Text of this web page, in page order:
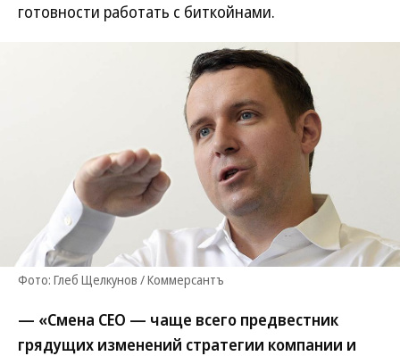
готовности работать с биткойнами.
Фото: Глеб Щелкунов / Коммерсантъ
— «Смена СЕО — чаще всего предвестник
грядущих изменений стратегии компании и